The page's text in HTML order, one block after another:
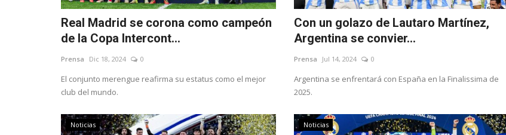
Real Madrid se corona como campeón
de la Copa Intercont...
Prensa Dic 18, 2024 0
El conjunto merengue reafirma su estatus como el mejor
club del mundo.
Con un golazo de Lautaro Martínez,
Argentina se convier...
Prensa Jul 14, 2024 0
Argentina se enfrentará con España en la Finalissima de
2025.
Noticias Noticias